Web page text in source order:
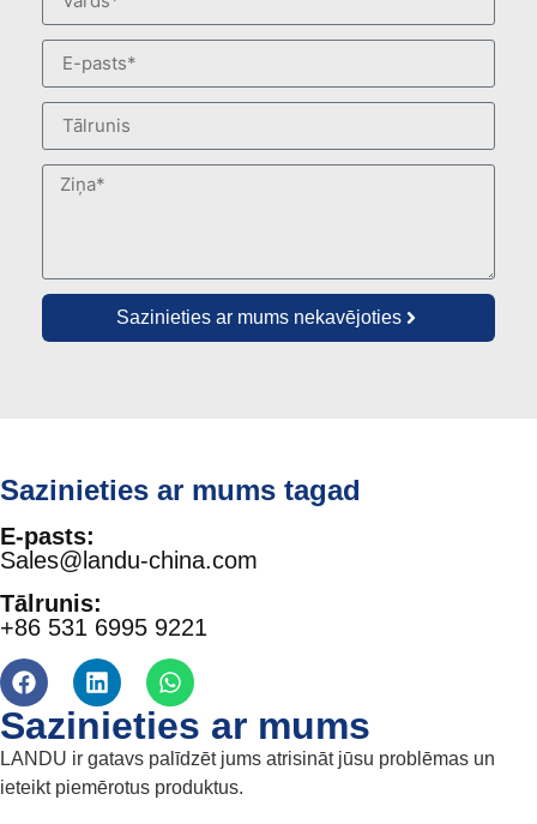
Sazinieties ar mums nekavējoties
Sazinieties ar mums tagad
E-pasts:
Sales@landu-china.com
Tālrunis:
+86 531 6995 9221
Sazinieties ar mums
LANDU ir gatavs palīdzēt jums atrisināt jūsu problēmas un
ieteikt piemērotus produktus.